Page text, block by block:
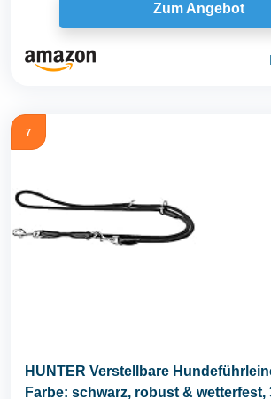
Zum Angebot
7
HUNTER Verstellbare
Farbe: schwarz, robust & wetterfest,